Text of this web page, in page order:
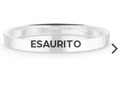
dei
desideri
ESAURITO